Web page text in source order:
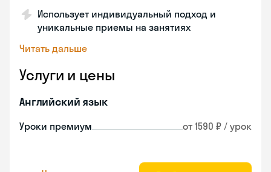
Использует индивидуальный подход и
уникальные приемы на занятиях
Читать дальше
Услуги и цены
Английский язык
Уроки премиум от 1590 ₽ / урок